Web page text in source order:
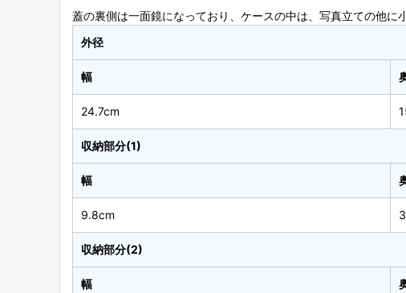
蓋の裏側は一面鏡になっており、ケースの中は、写真立ての他に
外径
幅
24.7cm
収納部分(1)
幅
9.8cm
収納部分(2)
幅